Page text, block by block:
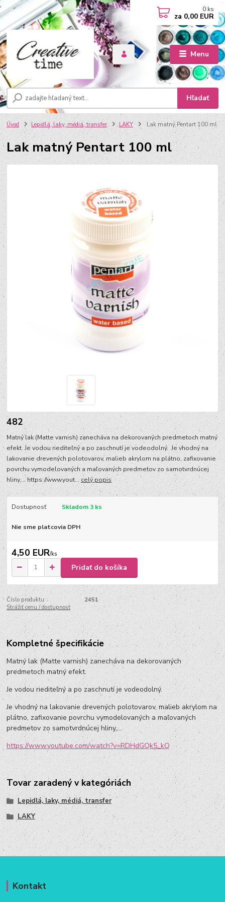
Menu
Hľadať
0 ks
za 0,00 EUR
Úvod Lepidlá, laky, médiá, transfer LAKY Lak matný Pentart 100 ml
Lak matný Pentart 100 ml
482
Matný lak (Matte varnish) zanecháva na dekorovaných predmetoch matný
efekt. Je vodou riediteľný a po zaschnutí je vodeodolný. Je vhodný na
lakovanie drevených polotovarov, malieb akrylom na plátno, zafixovanie
povrchu vymodelovaných a maľovaných predmetov zo samotvrdnúcej
hliny,... https://www.yout...celý popis
Dostupnosť Skladom 3 ks
Nie sme platcovia DPH
4,50 EUR/ks
Pridať do košíka
Číslo produktu:
2451
Strážiť cenu / dostupnosť
Kompletné špecifikácie
Matný lak (Matte varnish) zanecháva na dekorovaných
predmetoch matný efekt.
Je vodou riediteľný a po zaschnutí je vodeodolný.
Je vhodný na lakovanie drevených polotovarov, malieb akrylom na
plátno, zafixovanie povrchu vymodelovaných a maľovaných
predmetov zo samotvrdnúcej hliny,...
https://www.youtube.com/watch?v=RDHdGQk5_kQ
Tovar zaradený v kategóriách
Lepidlá, laky, médiá, transfer
LAKY
Kontakt